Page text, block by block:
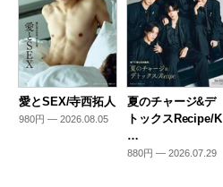
愛とSEX/寺西拓人
980円 — 2026.08.05
夏のチャージ&デ
トックスRecipe/K
…
880円 — 2026.07.29